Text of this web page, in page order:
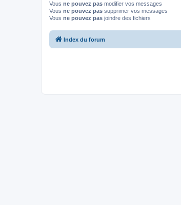
Vous ne pouvez pas modifier vos messages
Vous ne pouvez pas supprimer vos messages
Vous ne pouvez pas joindre des fichiers
Index du forum